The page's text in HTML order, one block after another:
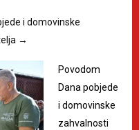
i domovinske
→
Povodom
Dana pobjede
i domovinske
zahvalnosti